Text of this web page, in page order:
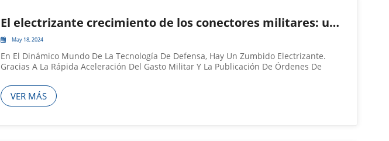
El electrizante crecimiento de los conectores militares: una inmersión divertida en el futuro
May 18, 2024
En El Dinámico Mundo De La Tecnología De Defensa, Hay Un Zumbido Electrizante.
Gracias A La Rápida Aceleración Del Gasto Militar Y La Publicación De Órdenes De
A Un Crecimiento Constante. A Medida Que Avanza Rápidame...
VER MÁS